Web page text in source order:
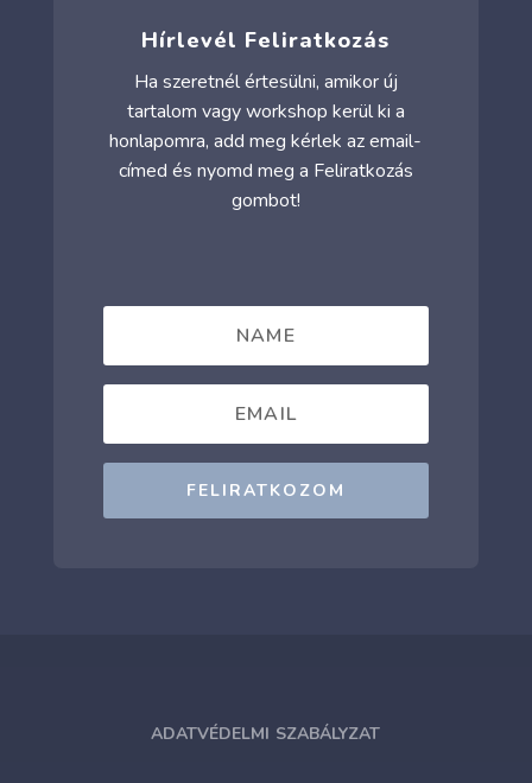
Hírlevél Feliratkozás
Ha szeretnél értesülni, amikor új
tartalom vagy workshop kerül ki a
honlapomra, add meg kérlek az email-
címed és nyomd meg a Feliratkozás
gombot!
FELIRATKOZOM
ADATVÉDELMI SZABÁLYZAT